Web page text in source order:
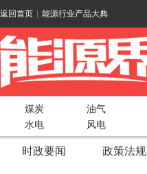
返回首页 能源行业产品大典
煤炭 油气
水电
风电
时政要闻 政策法规